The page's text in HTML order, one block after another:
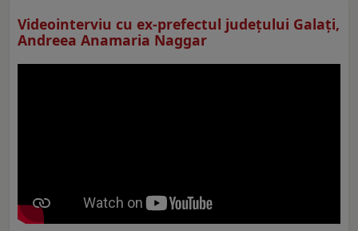
Videointerviu cu ex-prefectul judeţului Galaţi,
Andreea Anamaria Naggar